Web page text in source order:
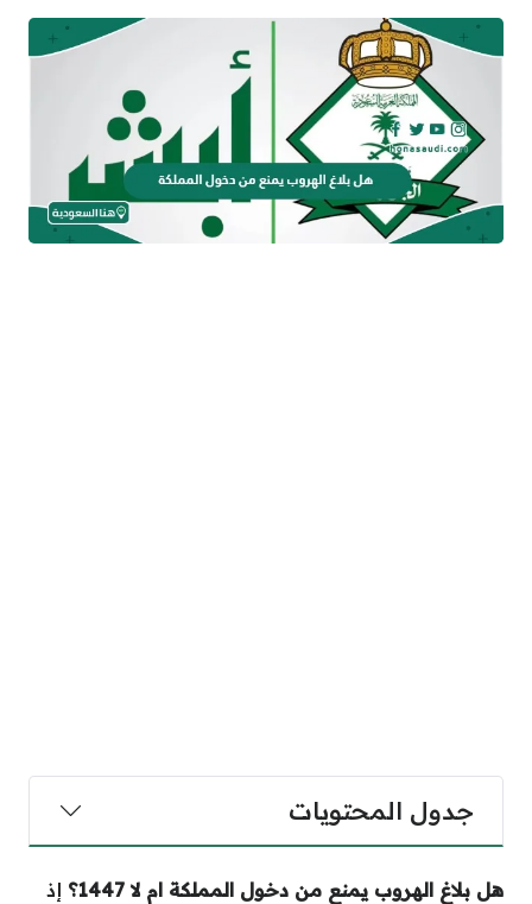
جدول المحتويات
هل بلاغ الهروب يمنع من دخول المملكة ام لا 1447؟
إذ